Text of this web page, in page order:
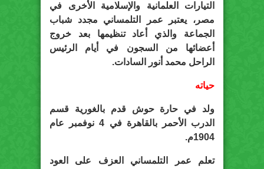
التيارات العلمانية والإسلامية الأخرى في
مصر، يعتبر عمر التلمساني مجدد شباب
الجماعة والذي أعاد تنظيمها بعد خروج
أعضائها من السجون في أيام الرئيس
الراحل محمد أنور السادات.
حياته
ولد في حارة حوش قدم بالغورية قسم
الدرب الأحمر بالقاهرة في 4 نوفمبر عام
1904م.
تعلم عمر التلمساني العزف على العود